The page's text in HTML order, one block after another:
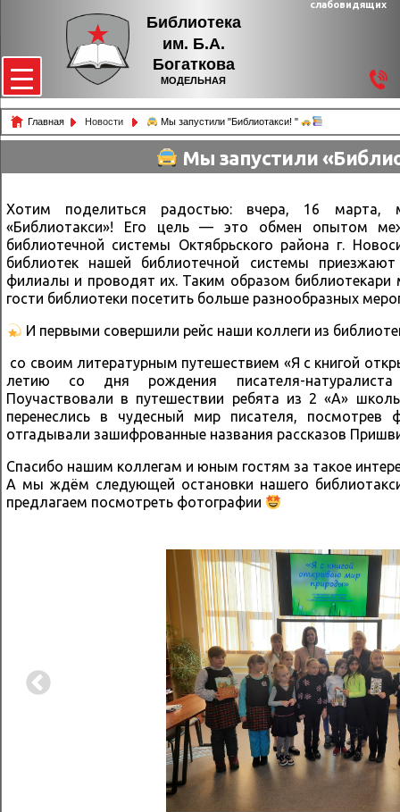
Библиотека
им. Б.А.
Богаткова
МОДЕЛЬНАЯ
слабовидящих
Главная Новости Мы запустили "Библиотакси! "
Мы запустили
Хотим поделиться радостью: вчера, 16 марта,
«Библиотакси»! Его цель — это обмен опытом
библиотечной системы Октябрьского района г.
библиотек нашей библиотечной системы
филиалы и проводят их. Таким образом библиотекари
гости библиотеки посетить больше разнообразных
И первыми совершили рейс наши коллеги из
со своим литературным путешествием «Я с книгой
летию со дня рождения писателя-
Поучаствовали в путешествии ребята из 2 «А»
перенеслись в чудесный мир писателя,
отгадывали зашифрованные названия рассказов
Спасибо нашим коллегам и юным гостям за такое
А мы ждём следующей остановки нашего
предлагаем посмотреть фотографии